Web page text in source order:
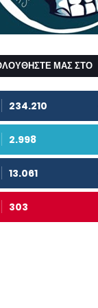
ΜΑΣ ΣΤΟ
234.210
2.998
13.061
303